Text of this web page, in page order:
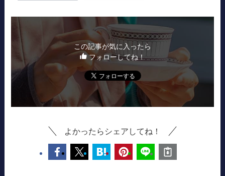
この記事が気に入ったら
フォローしてね！
よかったらシェアしてね！